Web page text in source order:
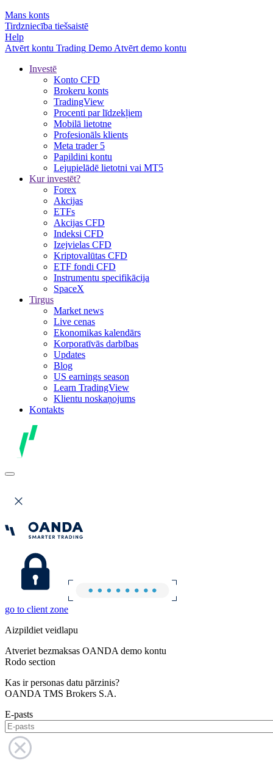
Mans konts
Tirdzniecība tiešsaistē
Help
Atvērt kontu Trading Demo Atvērt demo kontu
Investē
Konto CFD
Brokeru konts
TradingView
Procenti par līdzekļiem
Mobilā lietotne
Profesionāls klients
Meta trader 5
Papildini kontu
Lejupielādē lietotni vai MT5
Kur investēt?
Forex
Akcijas
ETFs
Akcijas CFD
Indeksi CFD
Izejvielas CFD
Kriptovalūtas CFD
ETF fondi CFD
Instrumentu specifikācija
SpaceX
Tirgus
Market news
Live cenas
Ekonomikas kalendārs
Korporatīvās darbības
Updates
Blog
US earnings season
Learn TradingView
Klientu noskaņojums
Kontakts
go to client zone
Aizpildiet veidlapu
Atveriet bezmaksas OANDA demo kontu
Rodo section
Kas ir personas datu pārzinis?
OANDA TMS Brokers S.A.
E-pasts